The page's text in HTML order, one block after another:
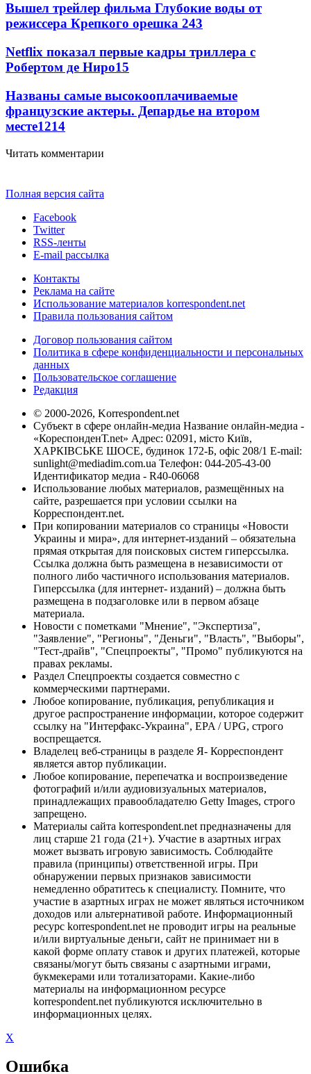
Вышел трейлер фильма Глубокие воды от
режиссера Крепкого орешка 243
Netflix показал первые кадры триллера с
Робертом де Ниро15
Названы самые высокооплачиваемые
французские актеры. Депардье на втором
месте1214
Читать комментарии
Полная версия сайта
Facebook
Twitter
RSS-ленты
E-mail рассылка
Контакты
Реклама на сайте
Использование материалов korrespondent.net
Правила пользования сайтом
Договор пользования сайтом
Политика в сфере конфиденциальности и персональных
данных
Пользовательское соглашение
Редакция
© 2000-2026, Korrespondent.net
Субъект в сфере онлайн-медиа Название онлайн-медиа -
«КореспонденТ.net» Адрес: 02091, місто Київ,
ХАРКІВСЬКЕ ШОСЕ, будинок 172-Б, офіс 208/1 E-mail:
sunlight@mediadim.com.ua Телефон: 044-205-43-00
Идентификатор медиа - R40-06068
Использование любых материалов, размещённых на
сайте, разрешается при условии ссылки на
Корреспондент.net.
При копировании материалов со страницы «Новости
Украины и мира», для интернет-изданий – обязательна
прямая открытая для поисковых систем гиперссылка.
Ссылка должна быть размещена в независимости от
полного либо частичного использования материалов.
Гиперссылка (для интернет- изданий) – должна быть
размещена в подзаголовке или в первом абзаце
материала.
Новости с пометками "Мнение", "Экспертиза",
"Заявление", "Регионы", "Деньги", "Власть", "Выборы",
"Тест-драйв", "Спецпроекты", "Промо" публикуются на
правах рекламы.
Раздел Спецпроекты создается совместно с
коммерческими партнерами.
Любое копирование, публикация, републикация и
другое распространение информации, которое содержит
ссылку на "Интерфакс-Украина", EPA / UPG, строго
воспрещается.
Владелец веб-страницы в разделе Я- Корреспондент
является автор публикации.
Любое копирование, перепечатка и воспроизведение
фотографий и/или аудиовизуальных материалов,
принадлежащих правообладателю Getty Images, строго
запрещено.
Материалы сайта korrespondent.net предназначены для
лиц старше 21 года (21+). Участие в азартных играх
может вызвать игровую зависимость. Соблюдайте
правила (принципы) ответственной игры. При
обнаружении первых признаков зависимости
немедленно обратитесь к специалисту. Помните, что
участие в азартных играх не может являться источником
доходов или альтернативой работе. Информационный
ресурс korrespondent.net не проводит игры на реальные
и/или виртуальные деньги, сайт не принимает ни в
какой форме оплату ставок и других платежей, которые
связаны/могут быть связаны с азартными играми,
букмекерами или тотализаторами. Какие-либо
материалы на информационном ресурсе
korrespondent.net публикуются исключительно в
информационных целях.
X
Ошибка